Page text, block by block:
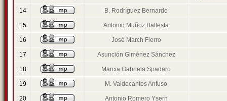
14 B. Rodríguez Bernardo
15 Antonio Muñoz Ballesta
16 José March Fierro
17 Asunción Giménez Sánchez
18 Marcia Gabriela Spadaro
19 M. Valdecantos Anfuso
20 Antonio Romero Ysern